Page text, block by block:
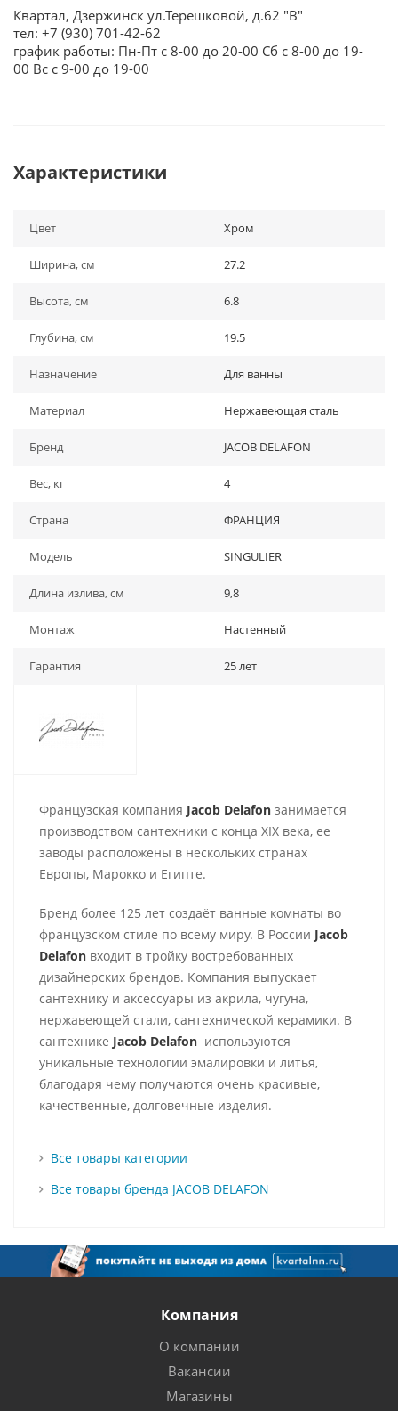
Квартал, Дзержинск ул.Терешковой, д.62 "В"
тел: +7 (930) 701-42-62
график работы: Пн-Пт с 8-00 до 20-00 Сб с 8-00 до 19-
00 Вс с 9-00 до 19-00
Характеристики
Цвет Хром
Ширина, см 27.2
Высота, см 6.8
Глубина, см 19.5
Назначение Для ванны
Материал Нержавеющая сталь
Бренд JACOB DELAFON
Вес, кг 4
Страна ФРАНЦИЯ
Модель SINGULIER
Длина излива, см 9,8
Монтаж Настенный
Гарантия 25 лет
Французская компания Jacob Delafon занимается
производством сантехники с конца ХІХ века, ее
заводы расположены в нескольких странах
Европы, Марокко и Египте.
Бренд более 125 лет создаёт ванные комнаты во
французском стиле по всему миру. В России Jacob
Delafon входит в тройку востребованных
дизайнерских брендов. Компания выпускает
сантехнику и аксессуары из акрила, чугуна,
нержавеющей стали, сантехнической керамики. В
сантехнике Jacob Delafon используются
уникальные технологии эмалировки и литья,
благодаря чему получаются очень красивые,
качественные, долговечные изделия.
Все товары категории
Все товары бренда JACOB DELAFON
Компания
О компании
Вакансии
Магазины